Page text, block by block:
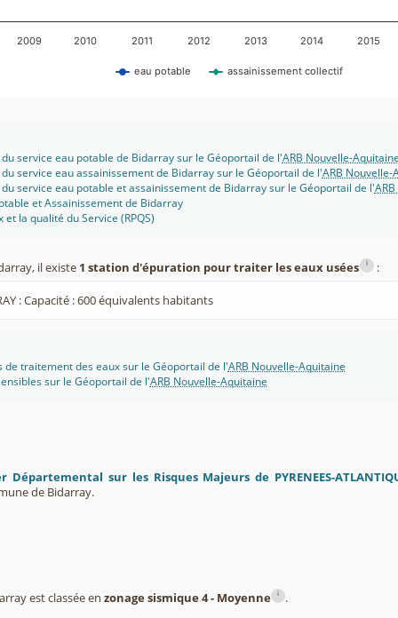
eau potable assainissement collectif
2009 2010 2011 2012 2013 2014 2015
service eau potable de Bidarray sur le Géoportail de l'ARB Nouvelle-
service eau assainissement de Bidarray sur le Géoportail de l'ARB Nouvelle-
service eau potable et assainissement de Bidarray sur le Géoportail de l'
et Assainissement de Bidarray
la qualité du Service (RPQS)
il existe 1 station d'épuration pour traiter les eaux usées i :
: Capacité : 600 équivalents habitants
de traitement des eaux sur le Géoportail de l'ARB Nouvelle-Aquitaine
sur le Géoportail de l'ARB Nouvelle-Aquitaine
Départemental sur les Risques Majeurs de PYRENEES-
de Bidarray.
est classée en zonage sismique 4 - Moyenne i .